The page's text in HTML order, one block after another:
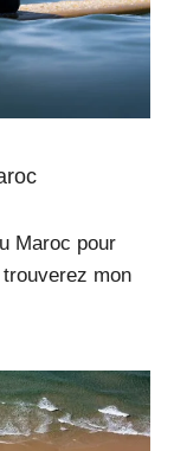
Maroc pour
mon